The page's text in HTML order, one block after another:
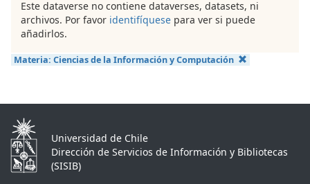
Este dataverse no contiene dataverses, datasets, ni
archivos. Por favor identifíquese para ver si puede
añadirlos.
Materia: Ciencias de la Información y Computación
Universidad de Chile
Dirección de Servicios de Información y Bibliotecas
(SISIB)